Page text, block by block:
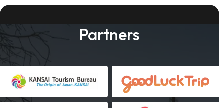
Partners